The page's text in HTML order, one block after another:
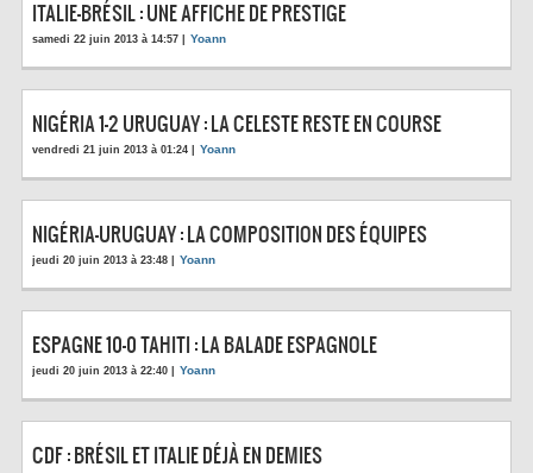
ITALIE-BRÉSIL : UNE AFFICHE DE PRESTIGE
samedi 22 juin 2013 à 14:57 | Yoann
NIGÉRIA 1-2 URUGUAY : LA CELESTE RESTE EN COURSE
vendredi 21 juin 2013 à 01:24 | Yoann
NIGÉRIA-URUGUAY : LA COMPOSITION DES ÉQUIPES
jeudi 20 juin 2013 à 23:48 | Yoann
ESPAGNE 10-0 TAHITI : LA BALADE ESPAGNOLE
jeudi 20 juin 2013 à 22:40 | Yoann
CDF : BRÉSIL ET ITALIE DÉJÀ EN DEMIES